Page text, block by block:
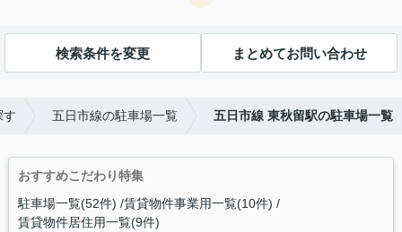
検索条件を変更 まとめてお問い合わせ
す 五日市線の駐車場一覧 五日市線 東秋留駅の駐車場一覧
おすすめこだわり特集
駐車場一覧(52件) 賃貸物件事業用一覧(10件)
賃貸物件居住用一覧(9件)